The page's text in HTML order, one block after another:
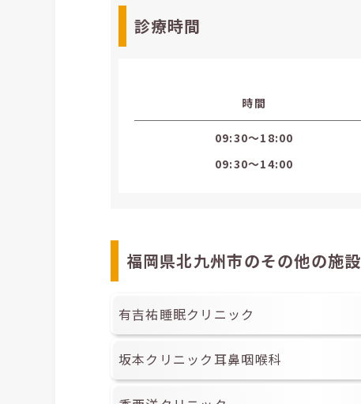
診療時間
時間
09:30〜18:00
09:30〜14:00
福岡県北九州市のその他の施設
有吉祐睡眠クリニック
坂本クリニック耳鼻咽喉科